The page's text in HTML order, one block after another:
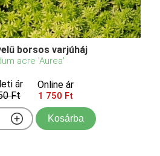
borsos varjúháj
acre 'Aurea'
ár
Ft
Online ár
1 750 Ft
Kosárba